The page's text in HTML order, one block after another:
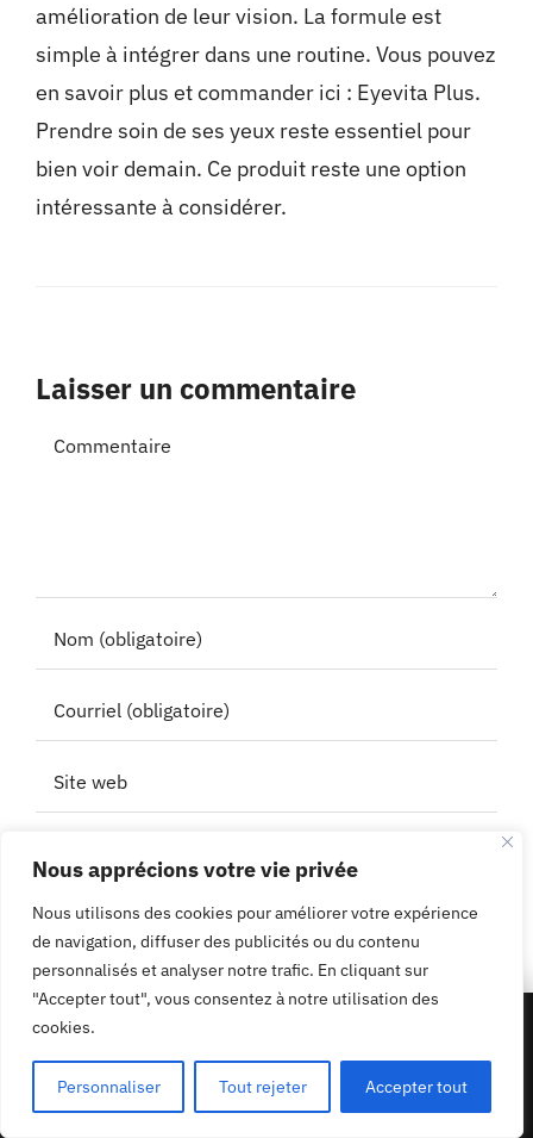
Nous apprécions votre vie privée
Nous utilisons des cookies pour améliorer votre expérience
de navigation, diffuser des publicités ou du contenu
personnalisés et analyser notre trafic. En cliquant sur
"Accepter tout", vous consentez à notre utilisation des
cookies.
Personnaliser Tout rejeter Accepter tout
amélioration de leur vision. La formule est
simple à intégrer dans une routine. Vous pouvez
en savoir plus et commander ici : Eyevita Plus.
Prendre soin de ses yeux reste essentiel pour
bien voir demain. Ce produit reste une option
intéressante à considérer.
Laisser un commentaire
Commentaire
Enregistrez mon nom, mon adresse e-mail et
mon site web dans ce navigateur pour mon
prochain commentaire.
50% de réduction - 1 acheté un offert
Profiter de l'offre